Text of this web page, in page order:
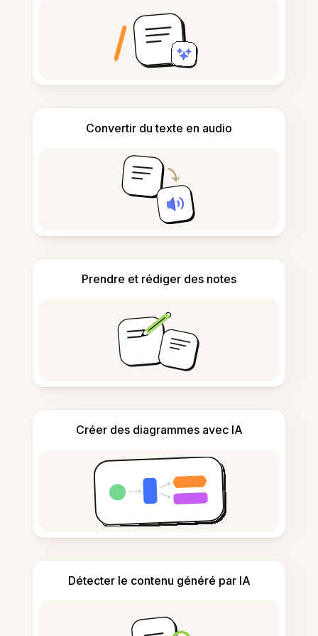
Convertir du texte en audio
Prendre et rédiger des notes
Créer des diagrammes avec IA
Détecter le contenu généré par IA